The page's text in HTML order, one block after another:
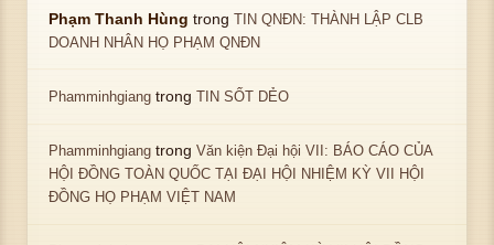
Phạm Thanh Hùng trongTIN QNĐN: THÀNH LẬP CLB
DOANH NHÂN HỌ PHẠM QNĐN
Phamminhgiang trongTIN SỐT DẺO
Phamminhgiang trongVăn kiện Đại hội VII: BÁO CÁO CỦA
HỘI ĐỒNG TOÀN QUỐC TẠI ĐẠI HỘI NHIỆM KỲ VII HỘI
ĐỒNG HỌ PHẠM VIỆT NAM